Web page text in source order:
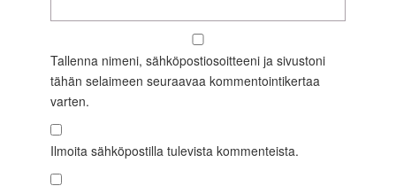
Tallenna nimeni, sähköpostiosoitteeni ja sivustoni
tähän selaimeen seuraavaa kommentointikertaa
varten.
Ilmoita sähköpostilla tulevista kommenteista.